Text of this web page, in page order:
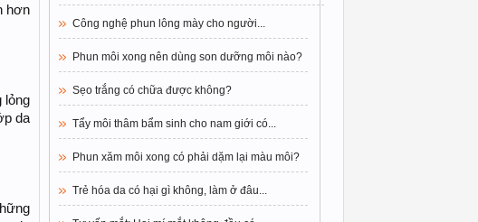
hơn
lỏng
da
Công nghệ phun lông mày cho người...
Phun môi xong nên dùng son dưỡng môi nào?
Sẹo trắng có chữa được không?
Tẩy môi thâm bẩm sinh cho nam giới có...
Phun xăm môi xong có phải dặm lại màu môi?
Trẻ hóa da có hại gì không, làm ở đâu...